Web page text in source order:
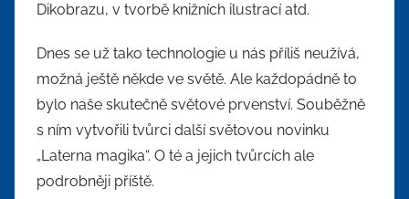
Dikobrazu, v tvorbě knižních ilustrací atd.
Dnes se už tako technologie u nás příliš neužívá,
možná ještě někde ve světě. Ale každopádně to
bylo naše skutečně světové prvenství. Souběžně
s ním vytvořili tvůrci další světovou novinku
„Laterna magika“. O té a jejich tvůrcích ale
podrobněji příště.